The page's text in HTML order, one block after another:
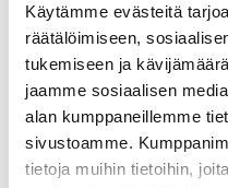
Käytämme evästeitä
räätälöimiseen,
tukemiseen ja
jaamme sosiaalisen
alan kumppaneillemme
sivustoamme.
tietoja muihin tietoihin,
Varausmaksu suoritetaan
Maksunvälityspalvelun
Paytrail Oyj (2122839-7)
luottolaitosten kanssa. Paytrail
korttilaskulla ja välittää maksun
maksulaitoksen toimilupa.